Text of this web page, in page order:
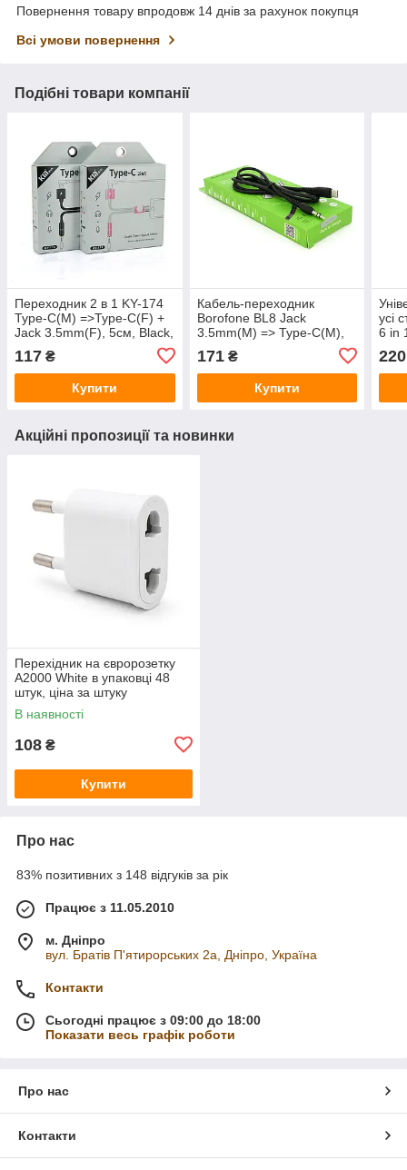
Повернення товару впродовж 14 днів за рахунок покупця
Всі умови повернення
Подібні товари компанії
Переходник 2 в 1 KY-174
Type-C(M) =>Type-C(F) +
Jack 3.5mm(F), 5см, Black,
117 ₴
Купити
Кабель-переходник
Borofone BL8 Jack
3.5mm(M) => Type-C(M),
30979, коробка
171₴
Купити
усі
6 in
220
Акційні пропозиції та новинки
Перехідник на євророзетку
A2000 White в упаковці 48
штук, ціна за штуку
В наявності
108 ₴
Купити
Про нас
83% позитивних з 148 відгуків за рік
Працює з 11.05.2010
м. Дніпро
вул. Братів П'ятирорських 2а, Дніпро, Україна
Контакти
Сьогодні працює з 09:00 до 18:00
Показати весь графік роботи
Про нас
Контакти